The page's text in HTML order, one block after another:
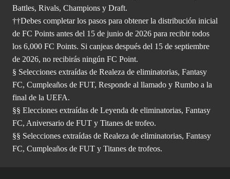
Battles, Rivals, Champions y Draft.
††Debes completar los pasos para obtener la distribución inicial
de FC Points antes del 15 de junio de 2026 para recibir todos
los 6,000 FC Points. Si canjeas después del 15 de septiembre
de 2026, no recibirás ningún FC Point.
§ Selecciones extraídas de Realeza de eliminatorias, Fantasy
FC, Cumpleaños de FUT, Responde al llamado y Rumbo a la
final de la UEFA.
§§ Elecciones extraídas de Leyenda de eliminatorias, Fantasy
FC, Aniversario de FUT y Titanes de trofeo.
§§ Selecciones extraídas de Realeza de eliminatorias, Fantasy
FC, Cumpleaños de FUT y Titanes de trofeos.